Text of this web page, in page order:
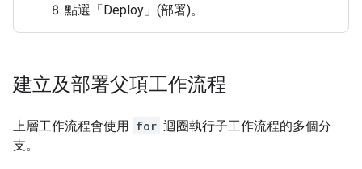
點選「Deploy」(部署)。
建立及部署父項工作流程
上層工作流程會使用 for 迴圈執行子工作流程的多個分
支。